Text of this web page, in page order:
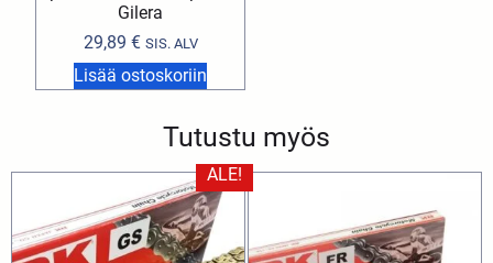
Gilera
29,89 € SIS. ALV
Lisää ostoskoriin
Tutustu myös
ALE!